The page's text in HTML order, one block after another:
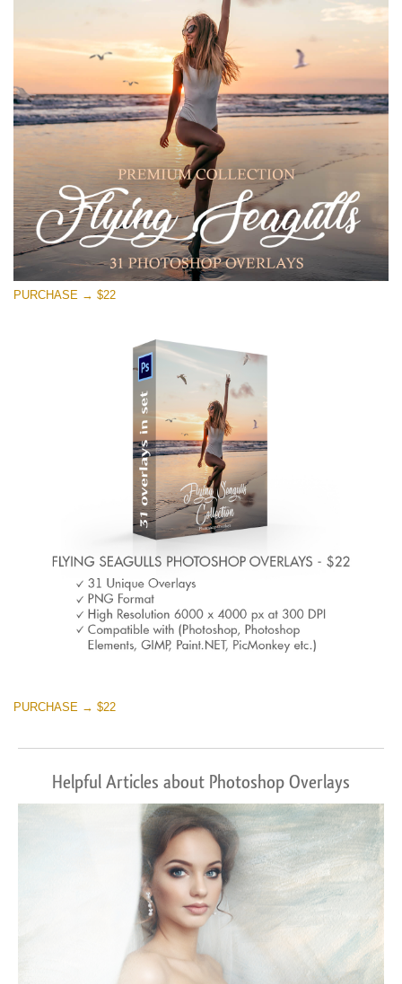
(1783 Overlays)
Large 6000*4000px
Free download
PURCHASE → $22
PURCHASE → $22
Helpful Articles about Photoshop Overlays